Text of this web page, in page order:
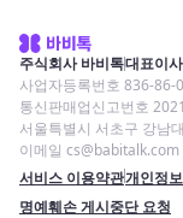
주식회사 바비톡대표이
사업자등록번호 836-86-
통신판매업신고번호
서울특별시 서초구 강남
이메일 cs@babitalk.com
서비스 이용약관개인정
명예훼손 게시중단 요청